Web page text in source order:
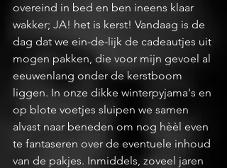
overeind in bed en ben ineens klaar
wakker; JA! het is kerst! Vandaag is de
dag dat we ein-de-lijk de cadeautjes uit
mogen pakken, die voor mijn gevoel al
eeuwenlang onder de kerstboom
liggen. In onze dikke winterpyjama's en
op blote voetjes sluipen we samen
alvast naar beneden om nog hèèl even
te fantaseren over de eventuele inhoud
van de pakjes. Inmiddels, zoveel jaren